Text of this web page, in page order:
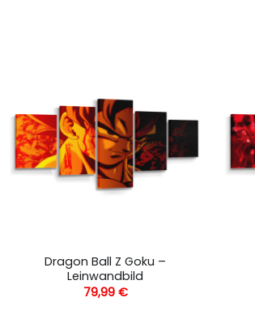
Dragon Ball Z Goku –
Leinwandbild
79,99 €